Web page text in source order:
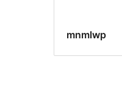
mnmlwp